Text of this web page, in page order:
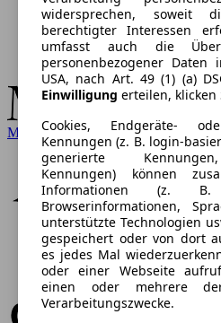
widersprechen, soweit
berechtigter Interessen
umfasst auch die
personenbezogener
USA, nach Art. 49 (1) (a)
Einwilligung erteilen, klicken
Cookies, Endgeräte-
Kennungen (z. B. login-
generierte
Kennungen) können
Informationen (z.
Browserinformationen,
unterstützte Technologien
gespeichert oder von dort
es jedes Mal
oder einer Webseite
einen oder mehrere
Verarbeitungszwecke.
Mercedes-Benz